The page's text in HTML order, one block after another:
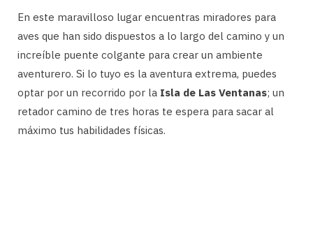
En este maravilloso lugar encuentras miradores para
aves que han sido dispuestos a lo largo del camino y un
increíble puente colgante para crear un ambiente
aventurero. Si lo tuyo es la aventura extrema, puedes
optar por un recorrido por la Isla de Las Ventanas; un
retador camino de tres horas te espera para sacar al
máximo tus habilidades físicas.